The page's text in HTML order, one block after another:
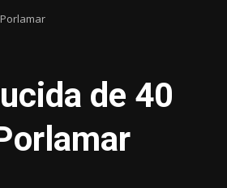
de 40